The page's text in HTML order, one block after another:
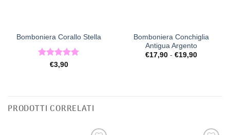
Bomboniera Corallo Stella
Valutato
€3,90
Bomboniera Conchiglia
Antigua Argento
€17,90 - €19,90Fascia
PRODOTTI CORRELATI